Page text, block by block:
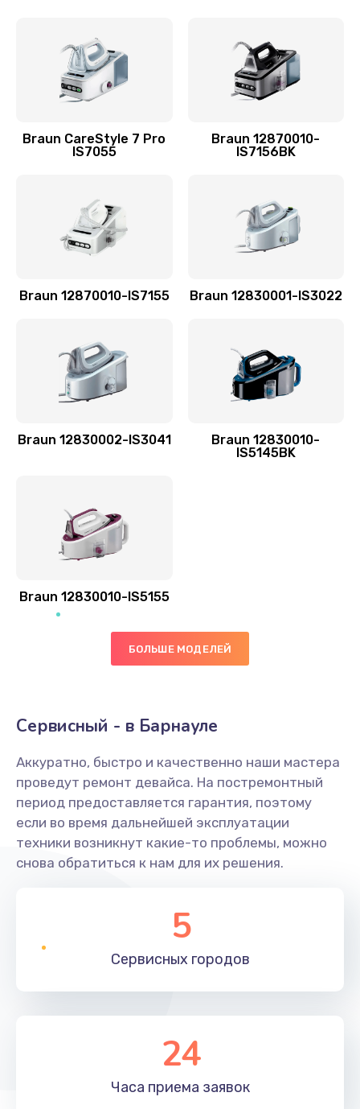
Braun CareStyle 7 Pro
IS7055
Braun 12870010-
IS7156BK
Braun 12870010-IS7155 Braun 12830001-IS3022
Braun 12830002-IS3041
Braun 12830010-
IS5145BK
Braun 12830010-IS5155
БОЛЬШЕ МОДЕЛЕЙ
Сервисный - в Барнауле
Аккуратно, быстро и качественно наши мастера
проведут ремонт девайса. На постремонтный
период предоставляется гарантия, поэтому
если во время дальнейшей эксплуатации
техники возникнут какие-то проблемы, можно
снова обратиться к нам для их решения.
5
Сервисных городов
24
Часа приема заявок